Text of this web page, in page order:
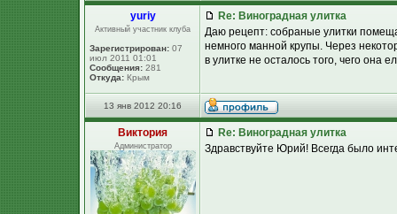
yuriy
Активный участник клуба
Зарегистрирован: 07
июл 2011 01:01
Сообщения: 281
Откуда: Крым
Re: Виноградная улитка
Даю рецепт: собраные улитки
немного манной крупы. Через
в улитке не осталось того, чего она
13 янв 2012 20:16
Виктория
Администратор
Re: Виноградная улитка
Здравствуйте Юрий! Всегда было